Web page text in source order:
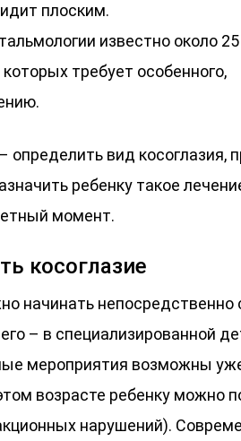
плоским.
известно около
требует особенного,
определить вид косоглазия,
ребенку такое
момент.
косоглазие
начинать
– в специализированной
мероприятия возможны
возрасте ребенку можно
нарушений).